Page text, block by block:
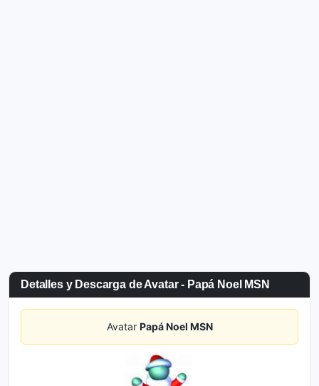
Detalles y Descarga de Avatar - Papá Noel MSN
Avatar Papá Noel MSN